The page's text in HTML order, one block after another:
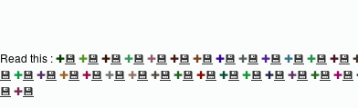
Read this :✚💾 ✚💾 ✚💾 ✚💾 ✚💾 ✚💾 ✚💾 ✚💾 ✚💾 ✚💾 ✚💾 ✚💾 ✚💾
💾 ✚💾 ✚💾 ✚💾 ✚💾 ✚💾 ✚💾 ✚💾 ✚💾 ✚💾 ✚💾 ✚💾 ✚💾 ✚💾 ✚💾 ✚💾
💾 ✚💾